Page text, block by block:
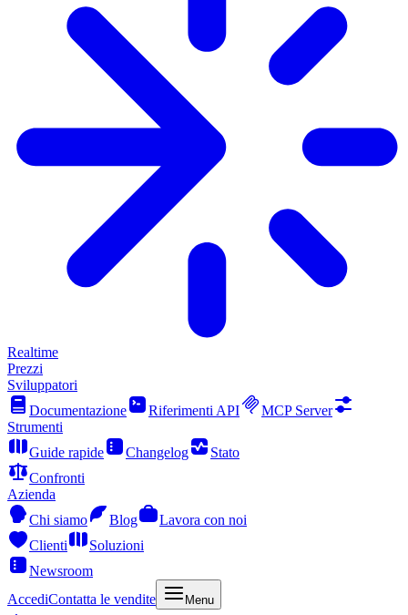
Realtime
Prezzi
Sviluppatori
Documentazione
Riferimenti API
MCP Server
Strumenti
Guide rapide
Changelog
Stato
Confronti
Azienda
Chi siamo
Blog
Lavora con noi
Clienti
Soluzioni
Newsroom
AccediContatta le vendite Menu